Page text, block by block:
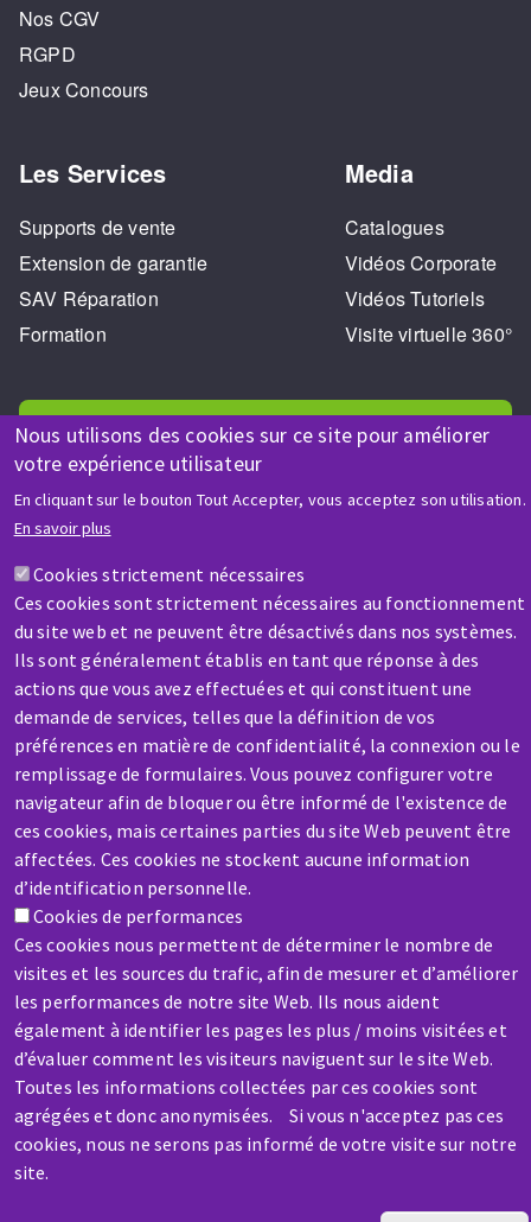
Nous utilisons des cookies sur ce site pour améliorer
votre expérience utilisateur
En cliquant sur le bouton Tout Accepter, vous acceptez son utilisation.
En savoir plus
Cookies strictement nécessaires
Ces cookies sont strictement nécessaires au fonctionnement
du site web et ne peuvent être désactivés dans nos systèmes.
Ils sont généralement établis en tant que réponse à des
actions que vous avez effectuées et qui constituent une
demande de services, telles que la définition de vos
préférences en matière de confidentialité, la connexion ou le
remplissage de formulaires. Vous pouvez configurer votre
navigateur afin de bloquer ou être informé de l'existence de
ces cookies, mais certaines parties du site Web peuvent être
affectées. Ces cookies ne stockent aucune information
d’identification personnelle.
Cookies de performances
Ces cookies nous permettent de déterminer le nombre de
visites et les sources du trafic, afin de mesurer et d’améliorer
les performances de notre site Web. Ils nous aident
également à identifier les pages les plus / moins visitées et
d’évaluer comment les visiteurs naviguent sur le site Web.
Toutes les informations collectées par ces cookies sont
agrégées et donc anonymisées. Si vous n'acceptez pas ces
cookies, nous ne serons pas informé de votre visite sur notre
site.
Nos CGV
RGPD
Jeux Concours
Les Services
Supports de vente
Extension de garantie
SAV Réparation
Formation
Media
Catalogues
Vidéos Corporate
Vidéos Tutoriels
Visite virtuelle 360°
AIDE & CONTACT
Contactez-nous
SAV / RÉPARATION
Une machine cassée ? En panne ?
Contactez-nous
Aller
contenu